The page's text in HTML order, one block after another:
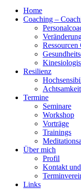
Home
Coaching –
Ressourcen
Resilienz
Termine
Seminare
Workshop
Vorträge
Trainings
Über mich
Profil
Kontakt
Links